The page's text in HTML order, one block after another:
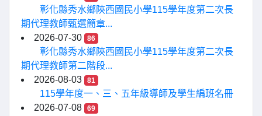
彰化縣秀水鄉陝西國民小學115學年度第二次長
期代理教師甄選簡章...
2026-07-30
86
彰化縣秀水鄉陝西國民小學115學年度第二次長
期代理教師第二階段...
2026-08-03
81
115學年度一、三、五年級導師及學生編班名冊
2026-07-08
69